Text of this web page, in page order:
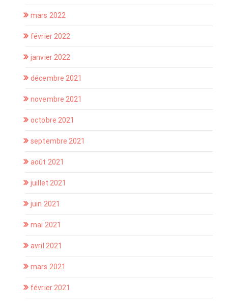
mars 2022
février 2022
janvier 2022
décembre 2021
novembre 2021
octobre 2021
septembre 2021
août 2021
juillet 2021
juin 2021
mai 2021
avril 2021
mars 2021
février 2021